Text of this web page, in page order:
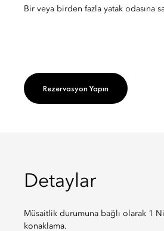
Bir veya birden fazla yatak odasına
Rezervasyon Yapın
Detaylar
Müsaitlik durumuna bağlı olarak 1
konaklama.